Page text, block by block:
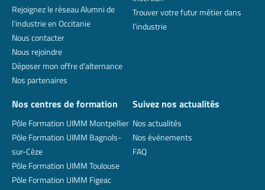
Rejoignez le réseau Alumni de
l’industrie en Occitanie
Nous contacter
Nous rejoindre
Déposer mon offre d’alternance
Nos partenaires
Trouver votre futur métier dans
l’industrie
Nos centres de formation
Pôle Formation UIMM Montpellier
Pôle Formation UIMM Bagnols-
sur-Cèze
Pôle Formation UIMM Toulouse
Pôle Formation UIMM Figeac
Suivez nos actualités
Nos actualités
Nos événements
FAQ